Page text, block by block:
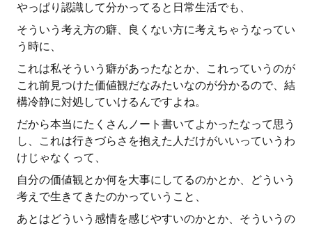
やっぱり認識して分かってると日常生活でも、
そういう考え方の癖、良くない方に考えちゃうなってい
う時に、
これは私そういう癖があったなとか、これっていうのが
これ前見つけた価値観だなみたいなのが分かるので、結
構冷静に対処していけるんですよね。
だから本当にたくさんノート書いてよかったなって思う
し、これは行きづらさを抱えた人だけがいいっていうわ
けじゃなくって、
自分の価値観とか何を大事にしてるのかとか、どういう
考えで生きてきたのかっていうこと、
あとはどういう感情を感じやすいのかとか、そういうの